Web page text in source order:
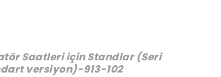
Saatleri için Standlar (Seri
versiyon)-913-102